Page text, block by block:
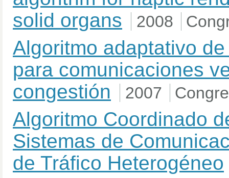
solid organs
2008
Algoritmo adaptativo
para comunicaciones
congestión
2007
Algoritmo Coordinado
Sistemas de
de Tráfico Heterogéneo